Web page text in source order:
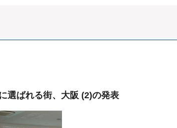
選ばれる街、大阪 (2)の発表